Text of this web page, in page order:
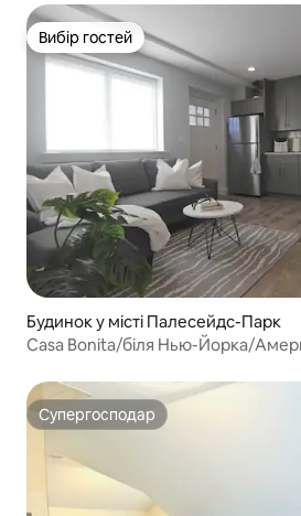
Вибір гостей
Вибір гостей
Будинок у місті Палесейдс-Парк
Casa Bonita/біля Нью-Йорка/
Супергосподар
Супергосподар